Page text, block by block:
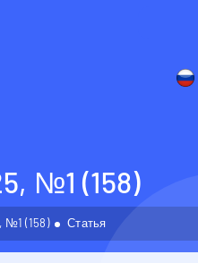
№1 (158)
№1 (158) Статья